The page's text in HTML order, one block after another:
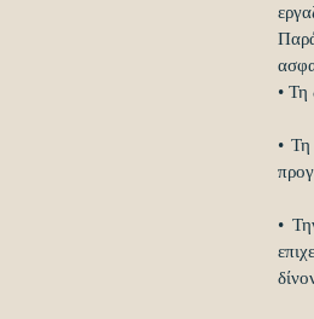
• Τη
•
•